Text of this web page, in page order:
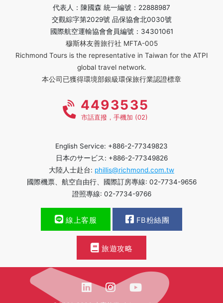
代表人：陳國森 統一編號：22888987
交觀綜字第2029號 品保協會北0030號
國際航空運輸協會會員編號：34301061
穆斯林友善旅行社 MFTA-005
Richmond Tours is the representative in Taiwan for the ATPI
global travel network.
本公司已獲得環境部銀級環保旅行業認證標章
4493535
市話直撥，手機加 (02)
English Service: +886-2-77349823
日本のサービス: +886-2-77349826
大陸人士赴台: phillis@richmond.com.tw
國際機票、航空自由行、國際訂房專線: 02-7734-9656
證照專線: 02-7734-9766
線上客服 FB粉絲團
旅遊攻略